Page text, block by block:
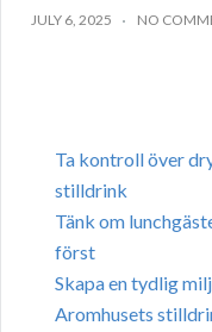
JULY 6, 2025 NO
Ta kontroll över
stilldrink
Tänk om
först
Skapa en tydlig
Aromhusets